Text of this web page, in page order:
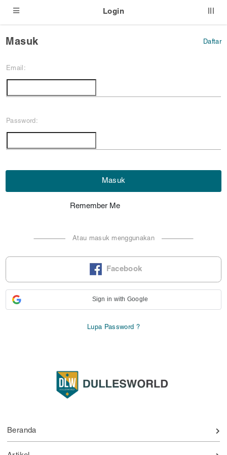
Login
Masuk Daftar
Email:
Password:
Masuk
Remember Me
Atau masuk menggunakan
Facebook
Sign in with Google
Lupa Password ?
Beranda